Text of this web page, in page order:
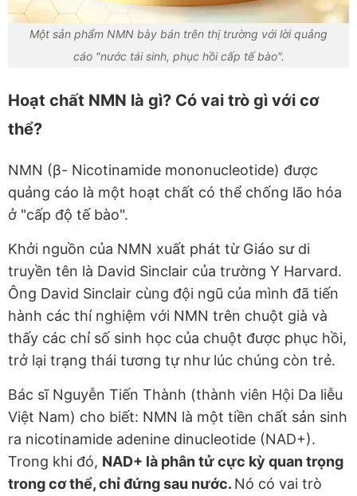
Một sản phẩm NMN bày bán trên thị trường với lời quảng
cáo "nước tái sinh, phục hồi cấp tế bào".
Hoạt chất NMN là gì? Có vai trò gì với cơ
thể?
NMN (β- Nicotinamide mononucleotide) được
quảng cáo là một hoạt chất có thể chống lão hóa
ở "cấp độ tế bào".
Khởi nguồn của NMN xuất phát từ Giáo sư di
truyền tên là David Sinclair của trường Y Harvard.
Ông David Sinclair cùng đội ngũ của mình đã tiến
hành các thí nghiệm với NMN trên chuột già và
thấy các chỉ số sinh học của chuột được phục hồi,
trở lại trạng thái tương tự như lúc chúng còn trẻ.
Bác sĩ Nguyễn Tiến Thành (thành viên Hội Da liễu
Việt Nam) cho biết: NMN là một tiền chất sản sinh
ra nicotinamide adenine dinucleotide (NAD+).
Trong khi đó, NAD+ là phân tử cực kỳ quan trọng
trong cơ thể, chỉ đứng sau nước. Nó có vai trò